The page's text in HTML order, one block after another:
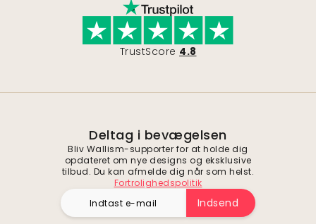
TrustScore 4.8
Deltag i bevægelsen
Bliv Wallism-supporter for at holde dig
opdateret om nye designs og eksklusive
tilbud. Du kan afmelde dig når som helst.
Fortrolighedspolitik
Indsend